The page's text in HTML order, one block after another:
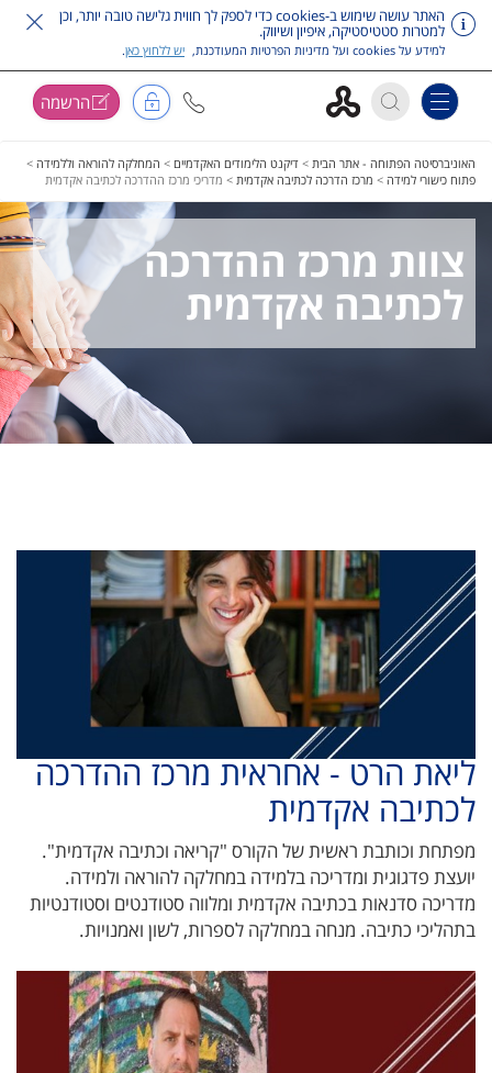
האתר עושה שימוש ב-cookies כדי לספק לך חווית גלישה טובה יותר, וכן
למטרות סטטיסטיקה, איפיון ושיווק.
למידע על cookies ועל מדיניות הפרטיות המעודכנת, יש ללחוץ כאן.
Toggle navigation הרשמה
האוניברסיטה הפתוחה - אתר הבית > דיקנט הלימודים האקדמיים > המחלקה להוראה וללמידה >
פתוח כישורי למידה > מרכז הדרכה לכתיבה אקדמית > מדריכי מרכז ההדרכה לכתיבה אקדמית
צוות מרכז ההדרכה
לכתיבה אקדמית
ליאת הרט - אחראית מרכז ההדרכה
לכתיבה אקדמית
מפתחת וכותבת ראשית של הקורס "קריאה וכתיבה אקדמית".
יועצת פדגוגית ומדריכה בלמידה במחלקה להוראה ולמידה.
מדריכה סדנאות בכתיבה אקדמית ומלווה סטודנטים וסטודנטיות
בתהליכי כתיבה. מנחה במחלקה לספרות, לשון ואמנויות.